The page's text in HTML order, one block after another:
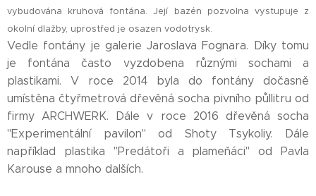
vybudována kruhová fontána. Její bazén pozvolna vystupuje z
okolní dlažby, uprostřed je osazen vodotrysk.
Vedle fontány je galerie Jaroslava Fognara. Díky tomu
je fontána často vyzdobena různými sochami a
plastikami. V roce 2014 byla do fontány dočasně
umístěna čtyřmetrová dřevěná socha pivního půllitru od
firmy ARCHWERK. Dále v roce 2016 dřevěná socha
"Experimentální pavilon" od Shoty Tsykoliy. Dále
například plastika "Predátoři a plameňáci" od Pavla
Karouse a mnoho dalších.